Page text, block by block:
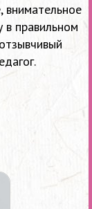
внимательное
правильном